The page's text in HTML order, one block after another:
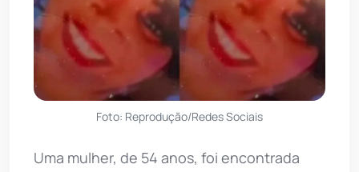
Foto: Reprodução/Redes Sociais
Uma mulher, de 54 anos, foi encontrada